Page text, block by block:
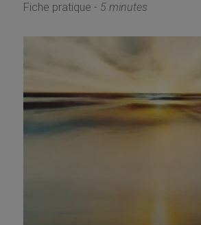
Fiche pratique - 5 minutes